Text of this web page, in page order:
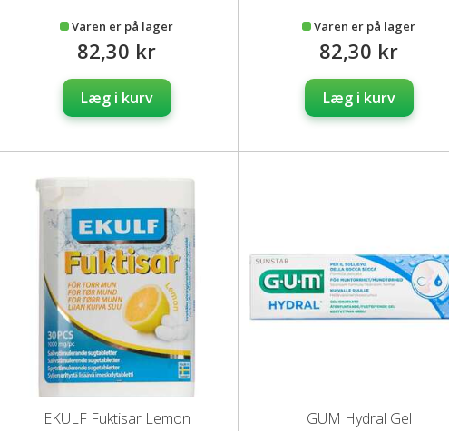
Varen er på lager
82,30 kr
Læg i kurv
Varen er på lager
82,30 kr
Læg i kurv
EKULF Fuktisar Lemon GUM Hydral Gel